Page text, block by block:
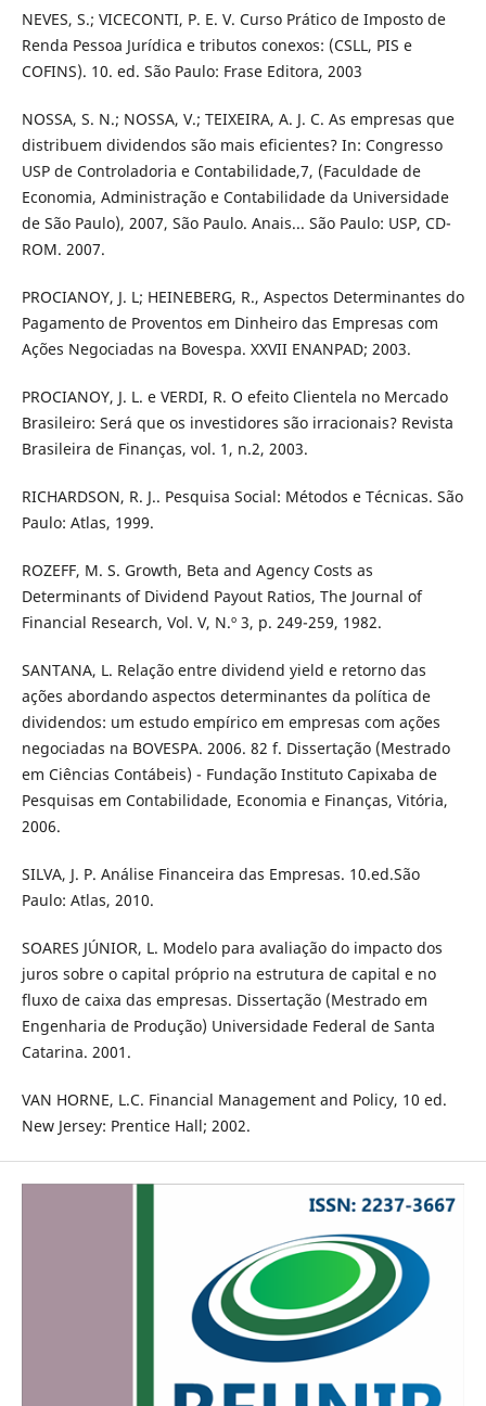
NEVES, S.; VICECONTI, P. E. V. Curso Prático de Imposto de
Renda Pessoa Jurídica e tributos conexos: (CSLL, PIS e
COFINS). 10. ed. São Paulo: Frase Editora, 2003
NOSSA, S. N.; NOSSA, V.; TEIXEIRA, A. J. C. As empresas que
distribuem dividendos são mais eficientes? In: Congresso
USP de Controladoria e Contabilidade,7, (Faculdade de
Economia, Administração e Contabilidade da Universidade
de São Paulo), 2007, São Paulo. Anais... São Paulo: USP, CD-
ROM. 2007.
PROCIANOY, J. L; HEINEBERG, R., Aspectos Determinantes do
Pagamento de Proventos em Dinheiro das Empresas com
Ações Negociadas na Bovespa. XXVII ENANPAD; 2003.
PROCIANOY, J. L. e VERDI, R. O efeito Clientela no Mercado
Brasileiro: Será que os investidores são irracionais? Revista
Brasileira de Finanças, vol. 1, n.2, 2003.
RICHARDSON, R. J.. Pesquisa Social: Métodos e Técnicas. São
Paulo: Atlas, 1999.
ROZEFF, M. S. Growth, Beta and Agency Costs as
Determinants of Dividend Payout Ratios, The Journal of
Financial Research, Vol. V, N.º 3, p. 249-259, 1982.
SANTANA, L. Relação entre dividend yield e retorno das
ações abordando aspectos determinantes da política de
dividendos: um estudo empírico em empresas com ações
negociadas na BOVESPA. 2006. 82 f. Dissertação (Mestrado
em Ciências Contábeis) - Fundação Instituto Capixaba de
Pesquisas em Contabilidade, Economia e Finanças, Vitória,
2006.
SILVA, J. P. Análise Financeira das Empresas. 10.ed.São
Paulo: Atlas, 2010.
SOARES JÚNIOR, L. Modelo para avaliação do impacto dos
juros sobre o capital próprio na estrutura de capital e no
fluxo de caixa das empresas. Dissertação (Mestrado em
Engenharia de Produção) Universidade Federal de Santa
Catarina. 2001.
VAN HORNE, L.C. Financial Management and Policy, 10 ed.
New Jersey: Prentice Hall; 2002.